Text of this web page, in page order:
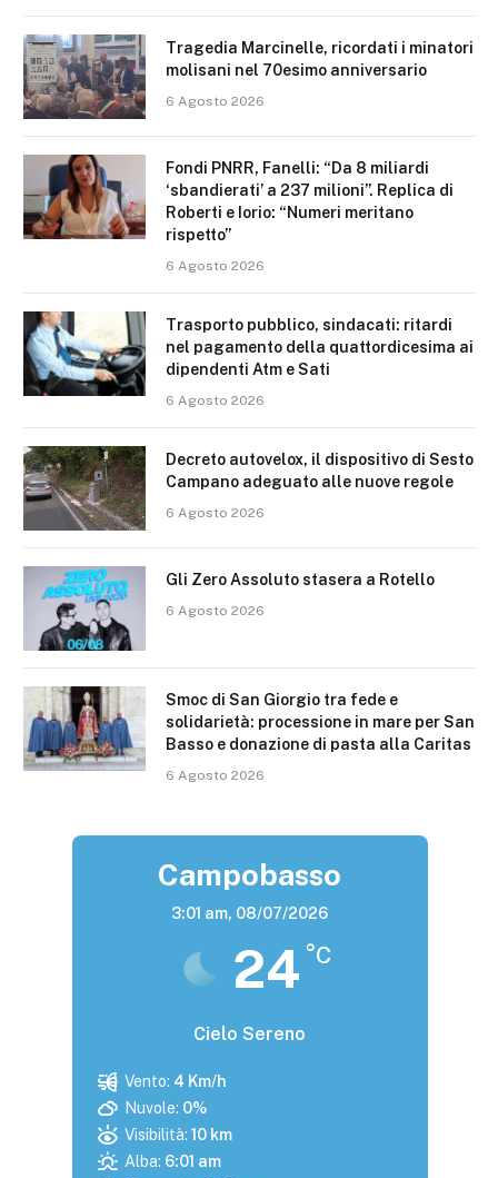
Tragedia Marcinelle, ricordati i minatori
molisani nel 70esimo anniversario
6 Agosto 2026
Fondi PNRR, Fanelli: “Da 8 miliardi
‘sbandierati’ a 237 milioni”. Replica di
Roberti e Iorio: “Numeri meritano
rispetto”
6 Agosto 2026
Trasporto pubblico, sindacati: ritardi
nel pagamento della quattordicesima ai
dipendenti Atm e Sati
6 Agosto 2026
Decreto autovelox, il dispositivo di Sesto
Campano adeguato alle nuove regole
6 Agosto 2026
Gli Zero Assoluto stasera a Rotello
6 Agosto 2026
Smoc di San Giorgio tra fede e
solidarietà: processione in mare per San
Basso e donazione di pasta alla Caritas
6 Agosto 2026
Campobasso
3:01 am, 08/07/2026
24 °C
Cielo Sereno
Vento: 4 Km/h
Nuvole: 0%
Visibilità: 10 km
Alba: 6:01 am